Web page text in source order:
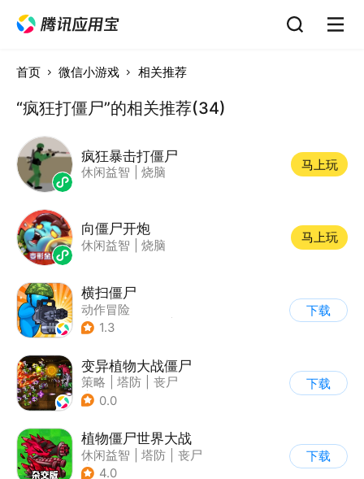
首页 微信小游戏 相关推荐
“疯狂打僵尸”的相关推荐(34)
疯狂暴击打僵尸
休闲益智 烧脑
马上玩
向僵尸开炮
休闲益智 烧脑
马上玩
横扫僵尸
动作冒险
| 第三人称射击
1.3
下载
变异植物大战僵尸
策略 塔防
丧尸
| 卡通
0.0
下载
植物僵尸世界大战
休闲益智 塔防
丧尸
| 卡通
4.0
下载